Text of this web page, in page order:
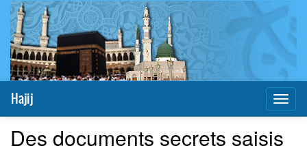
Hajij
Des documents secrets saisis